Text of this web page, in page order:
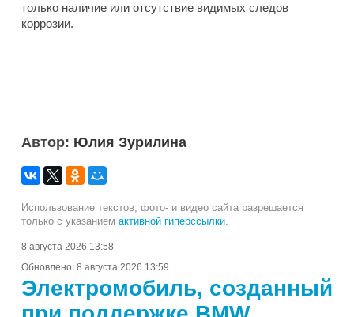
только наличие или отсутствие видимых следов
коррозии.
Автор: Юлия Зурилина
Использование текстов, фото- и видео сайта разрешается
только с указанием активной гиперссылки.
8 августа 2026 13:58
Обновлено: 8 августа 2026 13:59
Электромобиль, созданный